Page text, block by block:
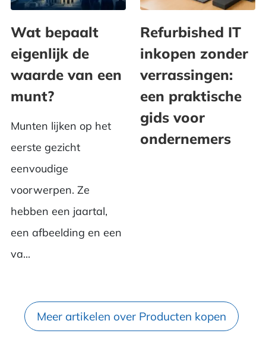
Wat bepaalt
eigenlijk de
waarde van een
munt?
Munten lijken op het
eerste gezicht
eenvoudige
voorwerpen. Ze
hebben een jaartal,
een afbeelding en een
va...
Refurbished IT
inkopen zonder
verrassingen:
een praktische
gids voor
ondernemers
Meer artikelen over Producten kopen